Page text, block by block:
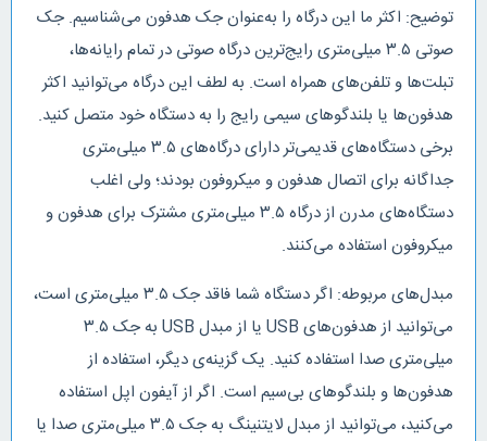
توضیح: اکثر ما این درگاه را به‌عنوان جک هدفون می‌شناسیم. جک
صوتی ۳.۵ میلی‌متری رایج‌ترین درگاه صوتی در تمام رایانه‌ها،
تبلت‌ها و تلفن‌های همراه است. به لطف این درگاه می‌توانید اکثر
هدفون‌ها یا بلندگوهای سیمی رایج را به دستگاه خود متصل کنید.
برخی دستگاه‌های قدیمی‌تر دارای درگاه‌های ۳.۵ میلی‌متری
جداگانه برای اتصال هدفون و میکروفون بودند؛ ولی اغلب
دستگاه‌های مدرن از درگاه ۳.۵ میلی‌متری مشترک برای هدفون و
میکروفون استفاده می‌کنند.
مبدل‌های مربوطه: اگر دستگاه شما فاقد جک ۳.۵ میلی‌متری است،
می‌توانید از هدفون‌های USB یا از مبدل‌ USB به جک ۳.۵
میلی‌متری صدا استفاده کنید. یک گزینه‌ی دیگر، استفاده از
هدفون‌ها و بلندگو‌های بی‌سیم است. اگر از آیفون اپل استفاده
می‌کنید، می‌توانید از مبدل‌ لایتنینگ به جک ۳.۵ میلی‌متری صدا یا